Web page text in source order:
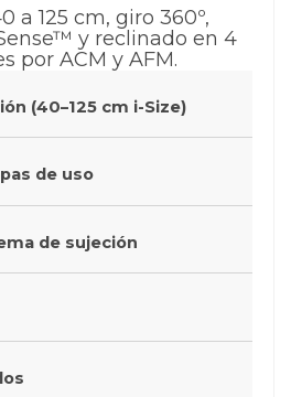
a 125 cm, giro 360º,
y reclinado en 4
por ACM y AFM.
(40–125 cm i-Size)
de uso
de sujeción